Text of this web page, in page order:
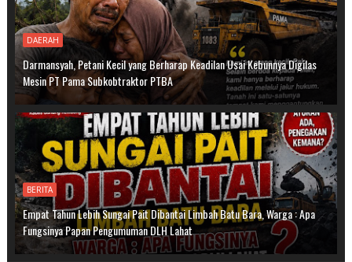
DAERAH
Darmansyah, Petani Kecil yang Berharap Keadilan Usai Kebunnya Digilas
Mesin PT Pama Subkobtraktor PTBA
BERITA
Empat Tahun Lebih Sungai Pait Dibantai Limbah Batu Bara, Warga : Apa
Fungsinya Papan Pengumuman DLH Lahat